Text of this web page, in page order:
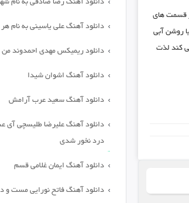
قسمت های
روشن آبی
کند لذت
دانلود آهنگ رضا صادقی به نام
دانلود آهنگ علی یاسینی به نام
دانلود ریمیکس مهدی احمدوند من
دانلود آهنگ اشوان شیدا
دانلود آهنگ سعید عرب آرامش
دانلود آهنگ علیرضا طلیسچی آی
درد نخور شدی
دانلود آهنگ ایمان غلامی قسم
دانلود آهنگ فاتح نورایی مست و